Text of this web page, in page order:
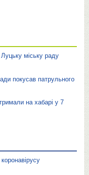
міську раду
покусав патрульного
на хабарі у 7